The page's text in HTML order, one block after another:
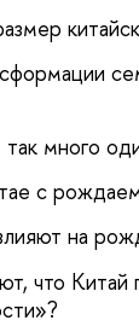
много
с
на
что Китай